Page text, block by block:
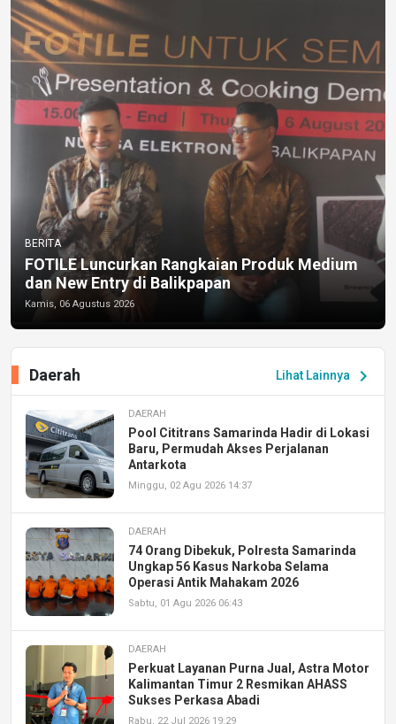
BERITA
FOTILE Luncurkan Rangkaian Produk Medium
dan New Entry di Balikpapan
Kamis, 06 Agustus 2026
Lihat Lainnya chevron_right
Daerah
DAERAH
Pool Cititrans Samarinda Hadir di Lokasi
Baru, Permudah Akses Perjalanan
Antarkota
Minggu, 02 Agu 2026 14:37
DAERAH
74 Orang Dibekuk, Polresta Samarinda
Ungkap 56 Kasus Narkoba Selama
Operasi Antik Mahakam 2026
Sabtu, 01 Agu 2026 06:43
DAERAH
Perkuat Layanan Purna Jual, Astra Motor
Kalimantan Timur 2 Resmikan AHASS
Sukses Perkasa Abadi
Rabu, 22 Jul 2026 19:29